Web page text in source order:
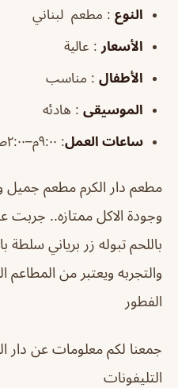
النوع : مطعم لبناني
الأسعار : عالية
الأطفال : مناسب
الموسيقى : هادئه
ساعات العمل:
مطعم دار الكرم مطعم جميل
وجودة الاكل ممتازه..
باللحم تبوله زر برياني سلطة
والتجربه ويعتبر من المطاعم
الفطور
جمعنا لكم معلومات عن دار
التليفونات